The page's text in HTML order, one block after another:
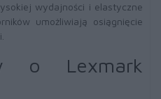
wydajności i elastyczne
umożliwiają osiągnięcie
o Lexmark